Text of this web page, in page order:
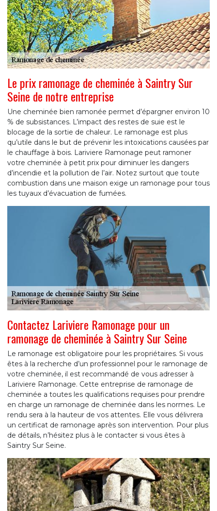
Le prix ramonage de cheminée à Saintry Sur
Seine de notre entreprise
Une cheminée bien ramonée permet d’épargner environ 10
% de subsistances. L’impact des restes de suie est le
blocage de la sortie de chaleur. Le ramonage est plus
qu’utile dans le but de prévenir les intoxications causées par
le chauffage à bois. Lariviere Ramonage peut ramoner
votre cheminée à petit prix pour diminuer les dangers
d’incendie et la pollution de l’air. Notez surtout que toute
combustion dans une maison exige un ramonage pour tous
les tuyaux d’évacuation de fumées.
Contactez Lariviere Ramonage pour un
ramonage de cheminée à Saintry Sur Seine
Le ramonage est obligatoire pour les propriétaires. Si vous
êtes à la recherche d’un professionnel pour le ramonage de
votre cheminée, il est recommandé de vous adresser à
Lariviere Ramonage. Cette entreprise de ramonage de
cheminée a toutes les qualifications requises pour prendre
en charge un ramonage de cheminée dans les normes. Le
rendu sera à la hauteur de vos attentes. Elle vous délivrera
un certificat de ramonage après son intervention. Pour plus
de détails, n’hésitez plus à le contacter si vous êtes à
Saintry Sur Seine.